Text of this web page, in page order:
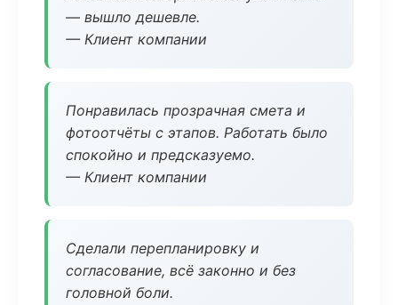
— вышло дешевле.
— Клиент компании
Понравилась прозрачная смета и
фотоотчёты с этапов. Работать было
спокойно и предсказуемо.
— Клиент компании
Сделали перепланировку и
согласование, всё законно и без
головной боли.